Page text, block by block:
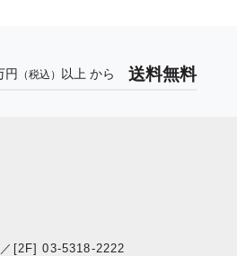
円 （税込） 以上 から 送料無料
[2F] 03-5318-2222